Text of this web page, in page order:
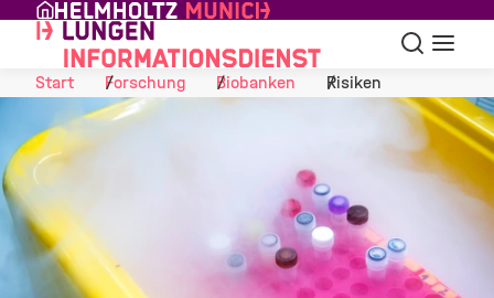
Skip to Content
Suche
Start
Forschung Biobanken Risiken